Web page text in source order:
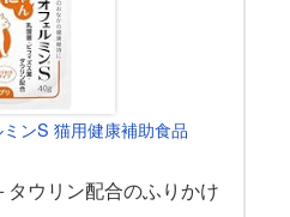
ンS 猫用健康補助食品
タウリン配合のふりかけ